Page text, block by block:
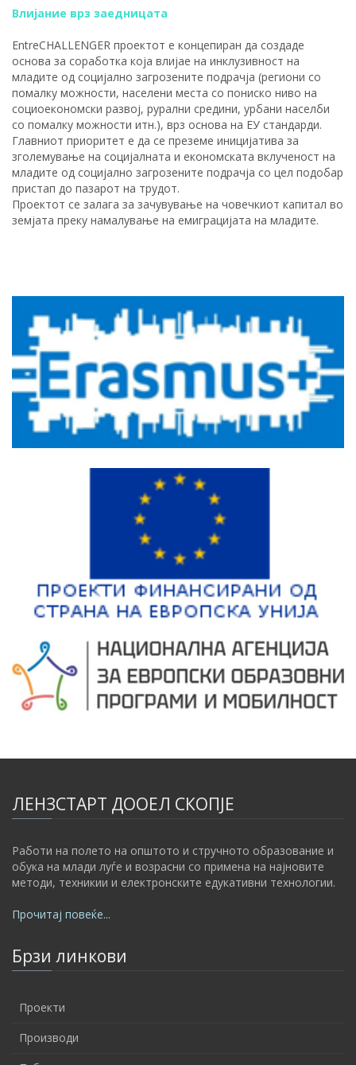
Влијание врз заедницата
EntreCHALLENGER проектот е концепиран да создаде
основа за соработка која влијае на инклузивност на
младите од социјално загрозените подрачја (региони со
помалку можности, населени места со пониско ниво на
социоекономски развој, рурални средини, урбани населби
со помалку можности итн.), врз основа на ЕУ стандарди.
Главниот приоритет е да се преземе иницијатива за
зголемување на социјалната и економската вклученост на
младите од социјално загрозените подрачја со цел подобар
пристап до пазарот на трудот.
Проектот се залага за зачувување на човечкиот капитал во
земјата преку намалување на емиграцијата на младите.
ЛЕНЗСТАРТ ДООЕЛ СКОПЈЕ
Работи на полето на општото и стручното образование и
обука на млади луѓе и возрасни со примена на најновите
методи, техникии и електронските едукативни технологии.
Прочитај повеќе...
Брзи линкови
Проекти
Производи